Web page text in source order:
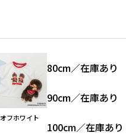
オフホワイト
80cm／在庫あり
90cm／在庫あり
100cm／在庫あり